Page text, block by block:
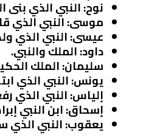
نوح: النبي الذي بنى
موسى: النبي الذي
عيسى: النبي الذي
داود: الملك والنبي.
سليمان: الملك
يونس: النبي الذي
إلياس: النبي الذي
إسحاق: ابن النبي
يعقوب: النبي الذي